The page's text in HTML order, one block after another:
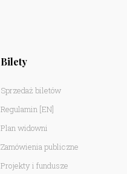
Bilety
Sprzedaż biletów
Regulamin [EN]
Plan widowni
Zamówienia publiczne
Projekty i fundusze